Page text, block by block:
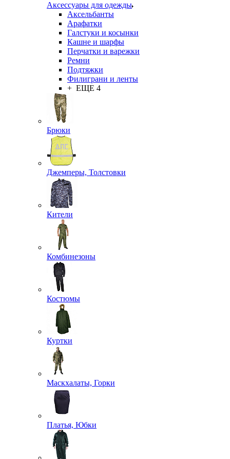
Аксессуары для одежды
Аксельбанты
Арафатки
Галстуки и косынки
Кашне и шарфы
Перчатки и варежки
Ремни
Подтяжки
Филиграни и ленты
+ ЕЩЕ 4
Брюки
Джемперы, Толстовки
Кители
Комбинезоны
Костюмы
Куртки
Маскхалаты, Горки
Платья, Юбки